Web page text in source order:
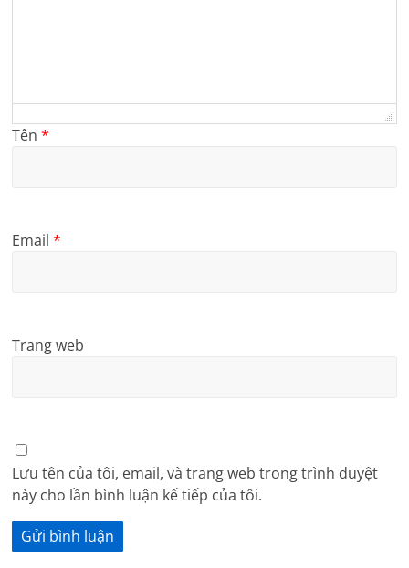
Tên*
Email*
Trang web
Lưu tên của tôi, email, và trang web trong trình duyệt
này cho lần bình luận kế tiếp của tôi.